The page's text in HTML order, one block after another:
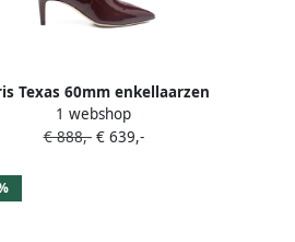
Texas 60mm enkellaarzen
met puntige neus Rood
1 webshop
€ 888,-€ 639,-